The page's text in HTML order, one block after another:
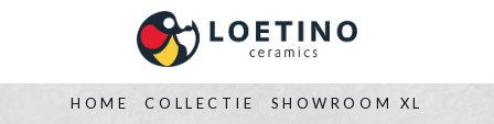
HOME COLLECTIE SHOWROOM XL